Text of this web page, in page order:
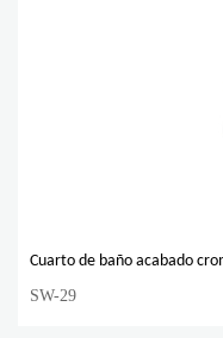
SW-29